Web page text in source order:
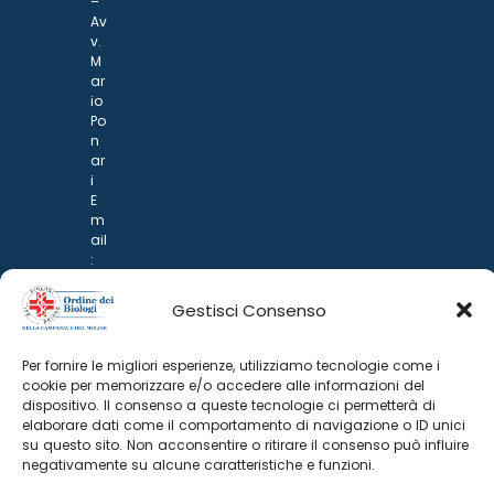
Gestisci Consenso
Per fornire le migliori esperienze, utilizziamo tecnologie come i
cookie per memorizzare e/o accedere alle informazioni del
dispositivo. Il consenso a queste tecnologie ci permetterà di
elaborare dati come il comportamento di navigazione o ID unici
su questo sito. Non acconsentire o ritirare il consenso può influire
negativamente su alcune caratteristiche e funzioni.
Av
v.
M
ar
io
Po
n
ar
i
E
m
ail
:
d
@
o
n
ar
i.it